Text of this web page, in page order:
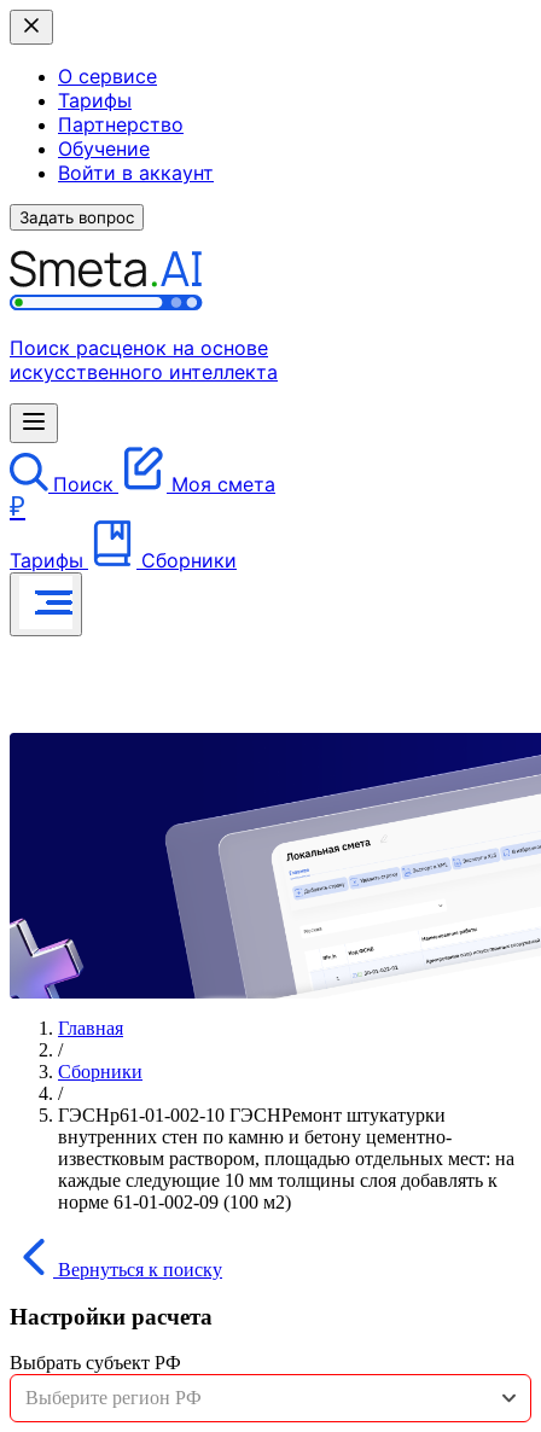
О сервисе
Тарифы
Партнерство
Обучение
Войти в аккаунт
Задать вопрос
Поиск расценок на основе
искусственного интеллекта
Поиск Моя смета
₽
Тарифы Сборники
Главная
/
Сборники
/
ГЭСНр61-01-002-10 ГЭСНРемонт штукатурки
внутренних стен по камню и бетону цементно-
известковым раствором, площадью отдельных мест: на
каждые следующие 10 мм толщины слоя добавлять к
норме 61-01-002-09 (100 м2)
Вернуться к поиску
Настройки расчета
Выбрать субъект РФ
Выберите регион РФ